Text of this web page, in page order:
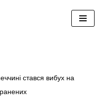
стався вибух на